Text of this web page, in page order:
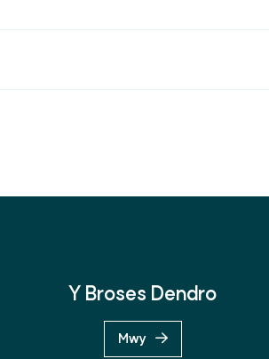
Y Broses Dendro
Mwy